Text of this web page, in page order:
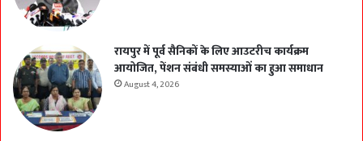
रायपुर में पूर्व सैनिकों के लिए आउटरीच कार्यक्रम
आयोजित, पेंशन संबंधी समस्याओं का हुआ समाधान
August 4, 2026